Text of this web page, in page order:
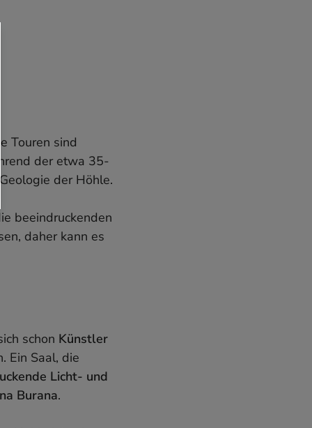
Touren sind
der etwa 35-
der Höhle.
beeindruckenden
daher kann es
schon Künstler
Ein Saal, die
Licht- und
Burana.